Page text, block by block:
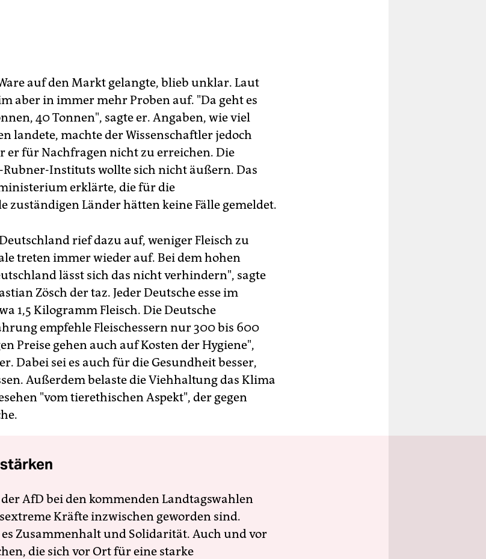
auf den Markt gelangte, blieb unklar. Laut
aber in immer mehr Proben auf. "Da geht es
40 Tonnen", sagte er. Angaben, wie viel
landete, machte der Wissenschaftler jedoch
er für Nachfragen nicht zu erreichen. Die
Rubner-Instituts wollte sich nicht äußern. Das
erklärte, die für die
zuständigen Länder hätten keine Fälle gemeldet.
rief dazu auf, weniger Fleisch zu
treten immer wieder auf. Bei dem hohen
lässt sich das nicht verhindern", sagte
Zösch der taz. Jeder Deutsche esse im
1,5 Kilogramm Fleisch. Die Deutsche
empfehle Fleischessern nur 300 bis 600
Preise gehen auch auf Kosten der Hygiene",
Dabei sei es auch für die Gesundheit besser,
Außerdem belaste die Viehhaltung das Klima
"vom tierethischen Aspekt", der gegen
AfD bei den kommenden Landtagswahlen
Kräfte inzwischen geworden sind.
Zusammenhalt und Solidarität. Auch und vor
die sich vor Ort für eine starke